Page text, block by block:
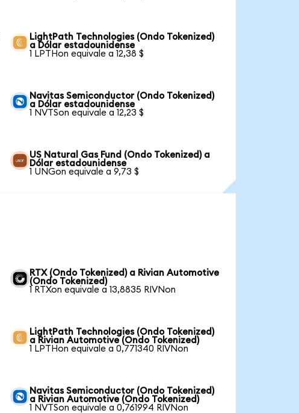
LightPath Technologies (Ondo Tokenized)
a Dólar estadounidense
1 LPTHon equivale a 12,38 $
Navitas Semiconductor (Ondo Tokenized)
a Dólar estadounidense
1 NVTSon equivale a 12,23 $
US Natural Gas Fund (Ondo Tokenized) a
Dólar estadounidense
1 UNGon equivale a 9,73 $
RTX (Ondo Tokenized) a Rivian Automotive
(Ondo Tokenized)
1 RTXon equivale a 13,8835 RIVNon
LightPath Technologies (Ondo Tokenized)
a Rivian Automotive (Ondo Tokenized)
1 LPTHon equivale a 0,771340 RIVNon
Navitas Semiconductor (Ondo Tokenized)
a Rivian Automotive (Ondo Tokenized)
1 NVTSon equivale a 0,761994 RIVNon